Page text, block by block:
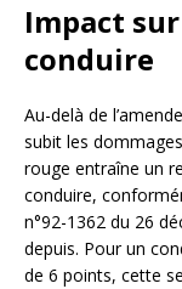
Impact
conduire
Au-delà de
subit les
rouge entraîne un
conduire,
n°92-1362 du 26
depuis. Pour un
de 6 points, cette